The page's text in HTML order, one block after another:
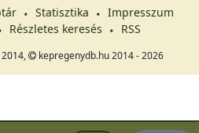
Statisztika
Impresszum
Részletes keresés RSS
kepregenydb.hu 2014 - 2026